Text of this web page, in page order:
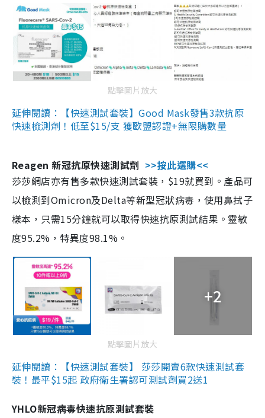
點擊圖片放大
延伸閱讀：【快速測試套裝】Good Mask發售3款抗原
快速檢測劑！低至$15/支 獲歐盟認證+無限購數量
Reagen 新冠抗原快速測試劑 >>按此選購<<
莎莎網店亦有售多款快速測試套裝，$19就買到。產品可
以檢測到Omicron及Delta等新型冠狀病毒，使用鼻拭子
樣本，只需15分鐘就可以取得快速抗原測試結果。靈敏
度95.2%，特異度98.1%。
+2
點擊圖片放大
延伸閱讀：【快速測試套裝】 莎莎開賣6款快速測試套
裝！最平$15起 政府衛生署認可測試劑買2送1
YHLO新冠病毒快速抗原測試套裝